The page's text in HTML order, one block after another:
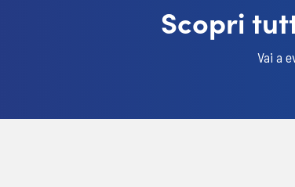
Scopri
Vai a